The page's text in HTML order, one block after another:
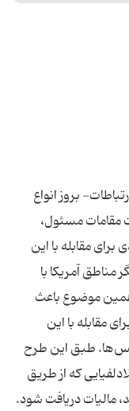
بروز انواع
مقامات مسئول،
مقابله با این
مناطق آمریکا با
موضوع باعث
مقابله با این
طبق این طرح
که از طریق
مالیات دریافت شود.